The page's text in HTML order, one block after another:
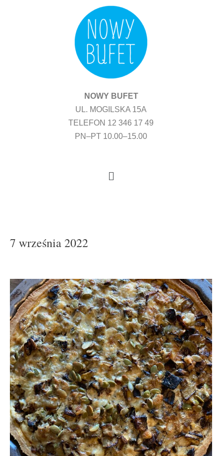
NOWY BUFET
UL. MOGILSKA 15A
TELEFON 12 346 17 49
PN–PT 10.00–15.00
Menu
7 września 2022